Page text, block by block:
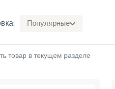
Популярные